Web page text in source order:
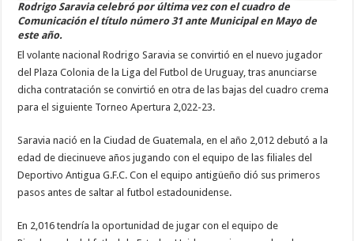
Rodrigo Saravia celebró por última vez con el cuadro de
Comunicación el título número 31 ante Municipal en Mayo de
este año.
El volante nacional Rodrigo Saravia se convirtió en el nuevo jugador
del Plaza Colonia de la Liga del Futbol de Uruguay, tras anunciarse
dicha contratación se convirtió en otra de las bajas del cuadro crema
para el siguiente Torneo Apertura 2,022-23.
Saravia nació en la Ciudad de Guatemala, en el año 2,012 debutó a la
edad de diecinueve años jugando con el equipo de las filiales del
Deportivo Antigua G.F.C. Con el equipo antigüeño dió sus primeros
pasos antes de saltar al futbol estadounidense.
En 2,016 tendría la oportunidad de jugar con el equipo de